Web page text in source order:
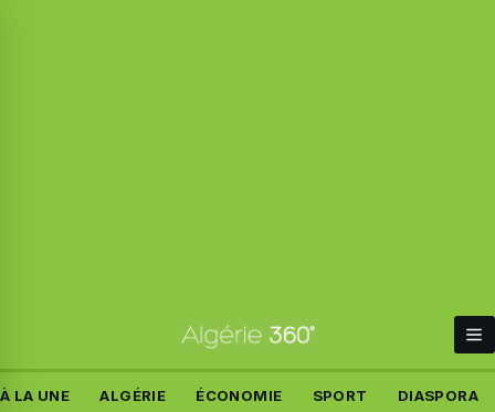
À LA UNE ALGÉRIE ÉCONOMIE SPORT DIASPORA